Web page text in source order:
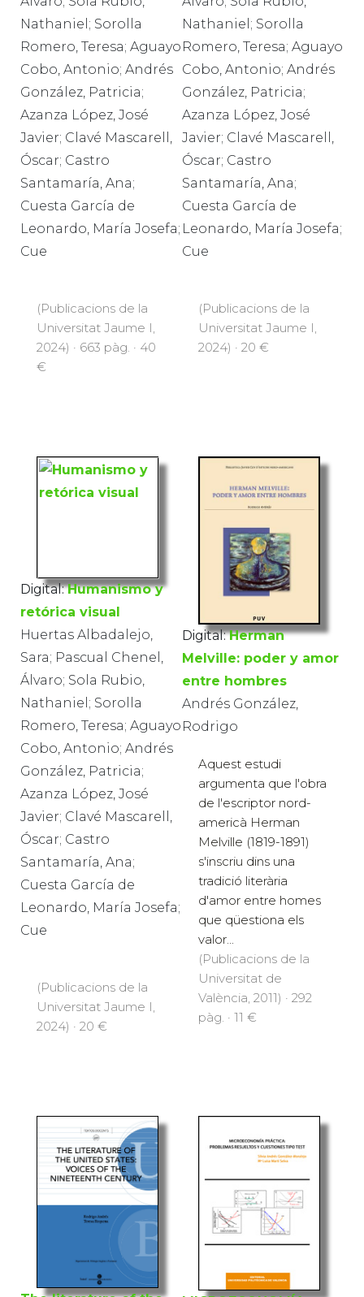
Nathaniel; Sorolla
Romero, Teresa; Aguayo
Cobo, Antonio; Andrés
González, Patricia;
Azanza López, José
Javier; Clavé Mascarell,
Óscar; Castro
Santamaría, Ana;
Cuesta García de
Leonardo, María Josefa;
Cue
(Publicacions de la
Universitat Jaume I,
2024) · 663 pàg. · 40
€
Nathaniel; Sorolla
Romero, Teresa; Aguayo
Cobo, Antonio; Andrés
González, Patricia;
Azanza López, José
Javier; Clavé Mascarell,
Óscar; Castro
Santamaría, Ana;
Cuesta García de
Leonardo, María Josefa;
Cue
(Publicacions de la
Universitat Jaume I,
2024) · 20 €
Digital: Humanismo y
retórica visual
Huertas Albadalejo,
Sara; Pascual Chenel,
Álvaro; Sola Rubio,
Nathaniel; Sorolla
Romero, Teresa; Aguayo
Cobo, Antonio; Andrés
González, Patricia;
Azanza López, José
Javier; Clavé Mascarell,
Óscar; Castro
Santamaría, Ana;
Cuesta García de
Leonardo, María Josefa;
Cue
(Publicacions de la
Universitat Jaume I,
2024) · 20 €
Digital: Herman
Melville: poder y amor
entre hombres
Andrés González,
Rodrigo
Aquest estudi
argumenta que l'obra
de l'escriptor nord-
americà Herman
Melville (1819-1891)
s'inscriu dins una
tradició literària
d'amor entre homes
que qüestiona els
valor...
(Publicacions de la
Universitat de
València, 2011) · 292
pàg. · 11 €